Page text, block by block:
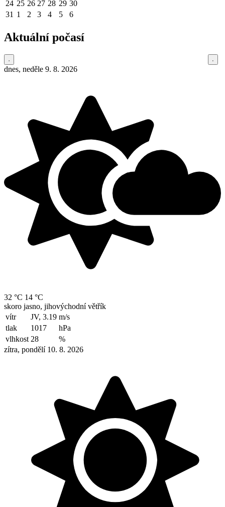
24 25 26 27 28 29 30
31 1 2 3 4 5 6
Aktuální počasí
dnes, neděle 9. 8. 2026
32 °C 14 °C
skoro jasno, jihovýchodní větřík
vítr
JV, 3.19 m/s
tlak
1017
hPa
vlhkost 28
%
zítra, pondělí 10. 8. 2026